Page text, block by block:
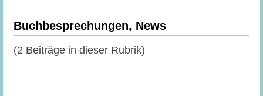
Buchbesprechungen, News
(2 Beiträge in dieser Rubrik)